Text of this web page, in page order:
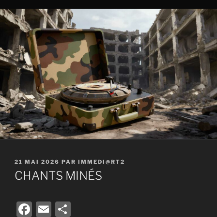
PUBLIÉ
LE
21 MAI 2026 PAR IMMEDI@RT2
CHANTS MINÉS
F
E